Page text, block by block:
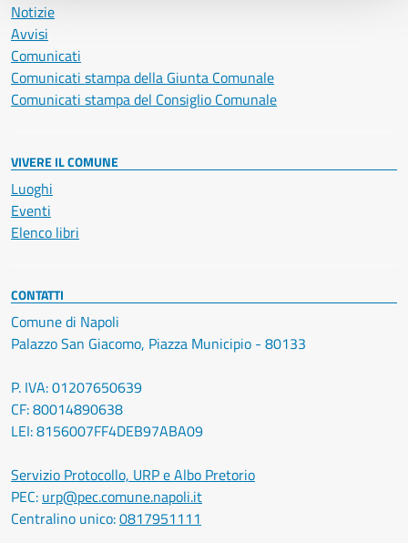
Notizie
Avvisi
Comunicati
Comunicati stampa della Giunta Comunale
Comunicati stampa del Consiglio Comunale
VIVERE IL COMUNE
Luoghi
Eventi
Elenco libri
CONTATTI
Comune di Napoli
Palazzo San Giacomo, Piazza Municipio - 80133
P. IVA: 01207650639
CF: 80014890638
LEI: 8156007FF4DEB97ABA09
Servizio Protocollo, URP e Albo Pretorio
PEC: urp@pec.comune.napoli.it
Centralino unico:0817951111